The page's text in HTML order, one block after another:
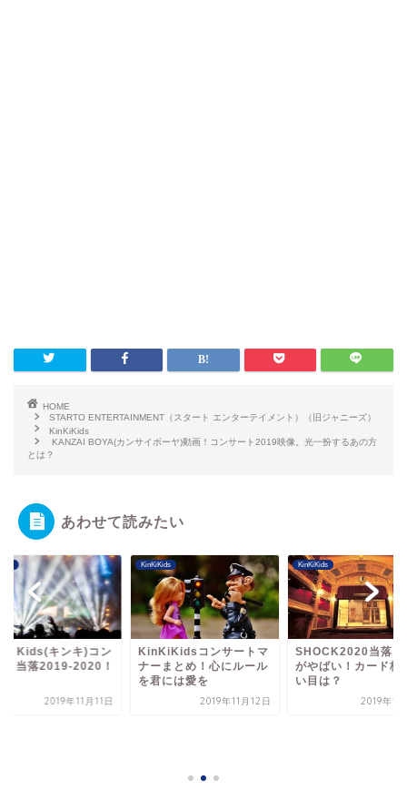
HOME
STARTO ENTERTAINMENT（スタート エンターテイメント）（旧ジャニーズ）
KinKiKids
KANZAI BOYA(カンサイボーヤ)動画！コンサート2019映像。光一扮するあの方
とは？
あわせて読みたい
Kids(キンキ)コン
ト当落2019-2020！
2019年11月11日
KinKiKids
KinKiKidsコンサートマ
ナーまとめ！心にルール
を君には愛を
2019年11月12日
KinKiKids
SHOCK2020当落！
がやばい！カード枠
い目は？
2019年12